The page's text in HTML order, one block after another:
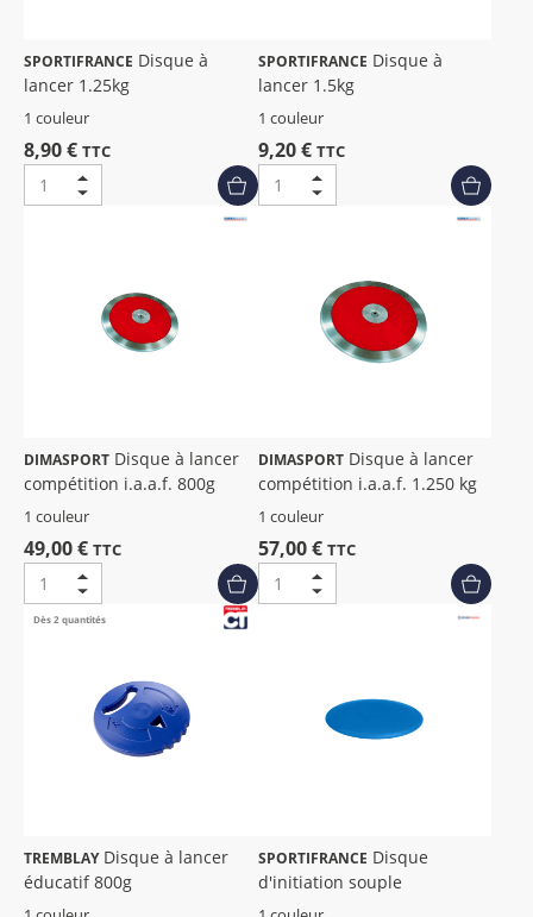
SPORTIFRANCE
lancer 1.25kg
1 couleur
8,90 € TTC
SPORTIFRANCE
lancer 1.5kg
1 couleur
9,20 € TTC
DIMASPORT
compétition i.a.a.f. 800g
1 couleur
49,00 € TTC
DIMASPORTDisque à lancer
compétition i.a.a.f. 1.250 kg
1 couleur
57,00 € TTC
Dès 2 quantités
TREMBLAYDisque à lancer
éducatif 800g
SPORTIFRANCE
d'initiation souple